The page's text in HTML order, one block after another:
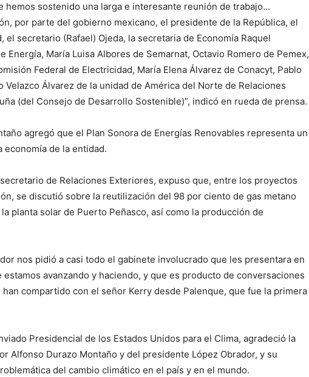
hemos sostenido una larga e interesante reunión de trabajo…
por parte del gobierno mexicano, el presidente de la República, el
el secretario (Rafael) Ojeda, la secretaria de Economía Raquel
Energía, María Luisa Albores de Semarnat, Octavio Romero de Pemex,
Federal de Electricidad, María Elena Álvarez de Conacyt, Pablo
Velazco Álvarez de la unidad de América del Norte de Relaciones
(del Consejo de Desarrollo Sostenible)”, indicó en rueda de prensa.
agregó que el Plan Sonora de Energías Renovables representa un
economía de la entidad.
de Relaciones Exteriores, expuso que, entre los proyectos
se discutió sobre la reutilización del 98 por ciento de gas metano
planta solar de Puerto Peñasco, así como la producción de
nos pidió a casi todo el gabinete involucrado que les presentara en
avanzando y haciendo, y que es producto de conversaciones
compartido con el señor Kerry desde Palenque, que fue la primera
Presidencial de los Estados Unidos para el Clima, agradeció la
Alfonso Durazo Montaño y del presidente López Obrador, y su
del cambio climático en el país y en el mundo.